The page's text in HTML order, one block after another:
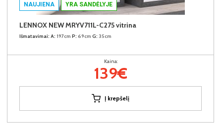
NAUJIENA YRA SANDĖLYJE
LENNOX NEW MRYV711L-C275 vitrina
Išmatavimai: A: 197cm P: 69cm G: 35cm
Kaina:
139€
Į krepšelį